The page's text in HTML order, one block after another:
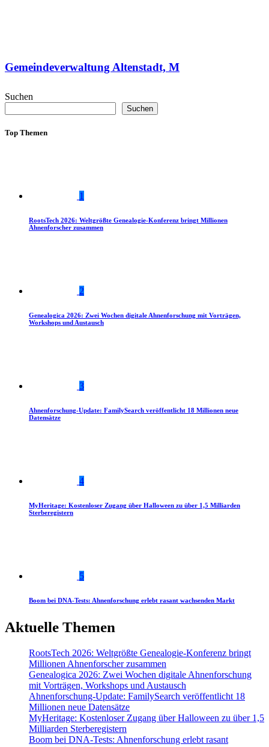
Gemeindeverwaltung Altenstadt, M
Suchen
Suchen
Top Themen
1
RootsTech 2026: Weltgrößte Genealogie-Konferenz bringt Millionen
Ahnenforscher zusammen
2
Genealogica 2026: Zwei Wochen digitale Ahnenforschung mit Vorträgen,
Workshops und Austausch
3
Ahnenforschung-Update: FamilySearch veröffentlicht 18 Millionen neue
Datensätze
4
MyHeritage: Kostenloser Zugang über Halloween zu über 1,5 Milliarden
Sterberegistern
5
Boom bei DNA-Tests: Ahnenforschung erlebt rasant wachsenden Markt
Aktuelle Themen
RootsTech 2026: Weltgrößte Genealogie-Konferenz bringt
Millionen Ahnenforscher zusammen
Genealogica 2026: Zwei Wochen digitale Ahnenforschung
mit Vorträgen, Workshops und Austausch
Ahnenforschung-Update: FamilySearch veröffentlicht 18
Millionen neue Datensätze
MyHeritage: Kostenloser Zugang über Halloween zu über 1,5
Milliarden Sterberegistern
Boom bei DNA-Tests: Ahnenforschung erlebt rasant